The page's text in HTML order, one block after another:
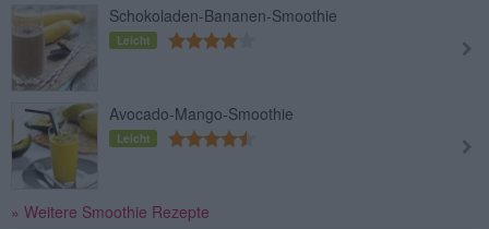
Schokoladen-Bananen-Smoothie
Leicht
Avocado-Mango-Smoothie
Leicht
» Weitere Smoothie Rezepte